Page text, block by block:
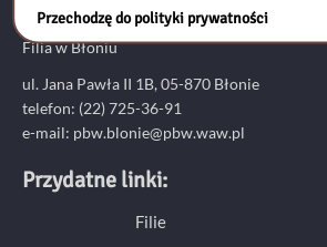
im. Komisji Edukacji Narodowej
Filia w Błoniu
ul. Jana Pawła II 1B, 05-870 Błonie
telefon: (22) 725-36-91
e-mail: pbw.blonie@pbw.waw.pl
Przydatne linki:
Filie
Przechodzę do polityki prywatności